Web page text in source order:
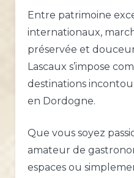
Entre patrimoine
internationaux,
préservée et
Lascaux s’impose
destinations
en Dordogne.
Que vous soyez
amateur de
espaces ou